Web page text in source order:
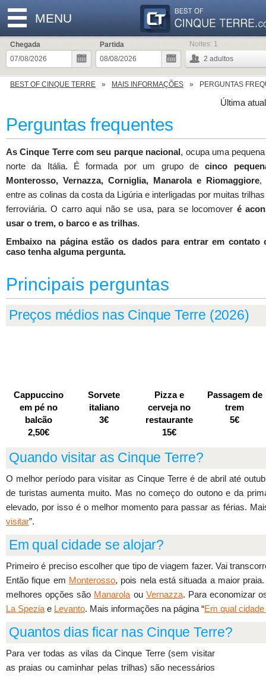
MENU
Chegada
Partida
2 adultos
Noites: 1
BEST OF CINQUE TERRE MAIS INFORMAÇÕES PERGUNTAS
Última
Perguntas frequentes
As Cinque Terre com seu parque nacional, ocupa uma
norte da Itália. É formada por um grupo decinco
Monterosso, Vernazza, Corniglia, Manarola e Riomaggiore,
entre as colinas da costa da Ligúria e interligadas por muitas
ferroviária. O carro aqui não se usa, para se locomover é
usar o trem, o barco e as trilhas.
Embaixo na página estão os dados para entrar em contato
caso tenha alguma pergunta.
Principais perguntas
Preços médios nas Cinque Terre (2026)
Cappuccino
em pé no
balcão
2,50€
Sorvete
italiano
3€
Pizza e
cerveja no
restaurante
15€
Passagem de
trem
5€
Quando visitar as Cinque Terre?
O melhor período para visitar as Cinque Terre é de abril até
de turistas aumenta muito. Mas no começo do outono e da
elevado, por isso é o melhor momento para passar as férias.
visitar”.
Em qual cidade se alojar?
Primeiro é preciso escolher que tipo de viagem fazer. Vai
Então fique em Monterosso, pois nela está situada a maior
melhores opções são Manarola ou Vernazza. Para economizar
La Spezia e Levanto. Mais informações na página “Em qual
Quantos dias ficar nas Cinque Terre?
Para ver todas as vilas da Cinque Terre (sem visitar
as praias ou caminhar pelas trilhas) são necessários